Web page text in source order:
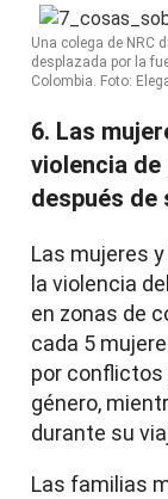
Una colega de NRC
desplazada por la
Colombia. Foto:
6. Las
violencia
después de
Las mujeres
la violencia
en zonas de
cada 5
por conflictos
género,
durante su
Las familias